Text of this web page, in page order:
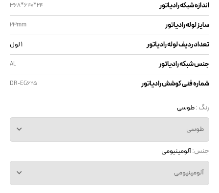
اندازه شبکه رادیاتور 368*640*24
سایز لوله رادیاتور 23mm
تعداد ردیف لوله رادیاتور
1 لول
جنس شبکه رادیاتور
AL
شماره فنی کوشش رادیاتور DR-EG625
رنگ :طوسی
طوسی
جنس:آلومینیومی
آلومینیومی